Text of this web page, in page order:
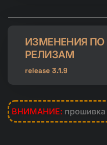
ИЗМЕНЕНИЯ ПО
РЕЛИЗАМ
release 3.1.9
ВНИМАНИЕ: прошивка